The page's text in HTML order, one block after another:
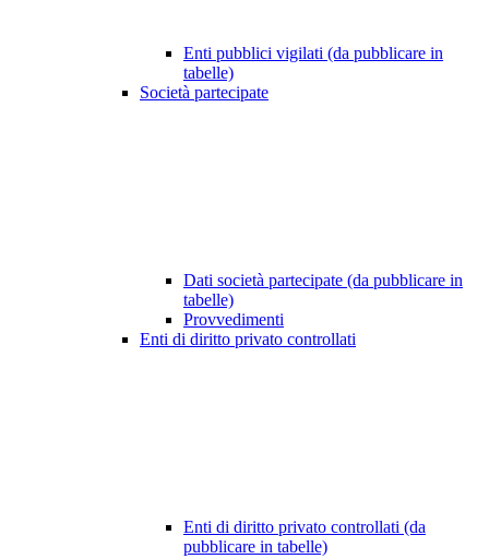
Enti pubblici vigilati (da pubblicare in
tabelle)
Società partecipate
Dati società partecipate (da pubblicare in
tabelle)
Provvedimenti
Enti di diritto privato controllati
Enti di diritto privato controllati (da
pubblicare in tabelle)